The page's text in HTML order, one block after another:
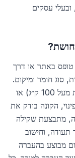
עסקים
טופס באתר או דרך
סוג חומר ומיקום.
לאחר מכן מתבצע תיאום: פינוי מהבית (לכמויות מעל 100 ק״ג) או
הקונה בודק את
מתבצעת שקילה
וחישוב
מבוצע בהעברה